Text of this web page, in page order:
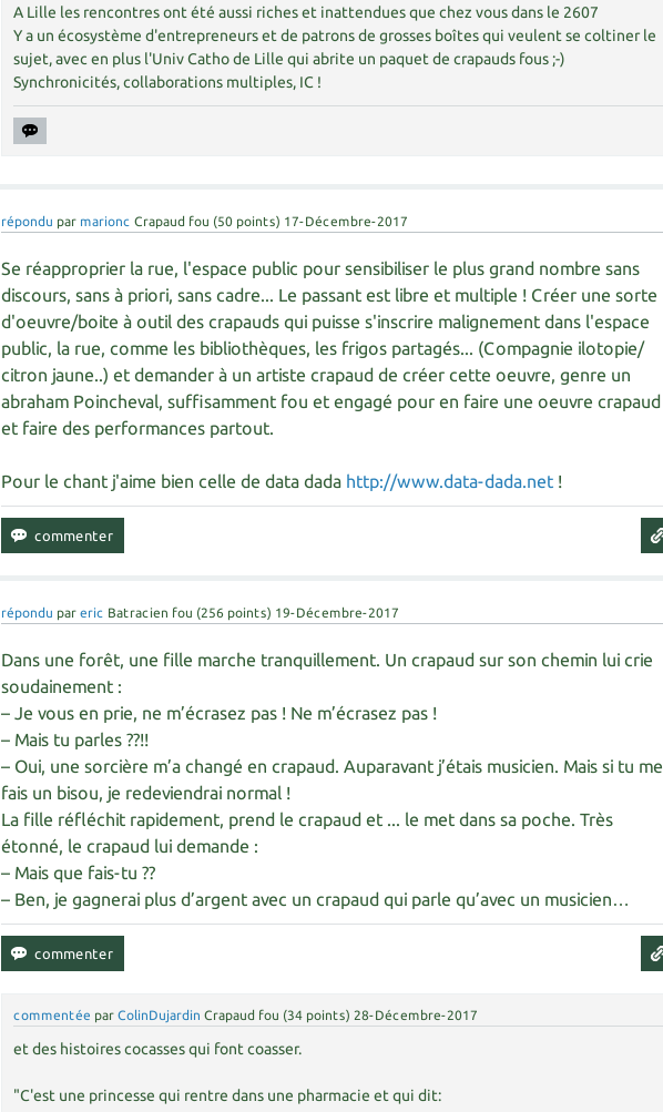
A Lille les rencontres ont été aussi riches et inattendues que chez vous dans le 2607
Y a un écosystème d'entrepreneurs et de patrons de grosses boîtes qui veulent se coltiner le
sujet, avec en plus l'Univ Catho de Lille qui abrite un paquet de crapauds fous ;-)
Synchronicités, collaborations multiples, IC !
répondu par marionc Crapaud fou (50 points) 17-Décembre-2017
Se réapproprier la rue, l'espace public pour sensibiliser le plus grand nombre sans
discours, sans à priori, sans cadre... Le passant est libre et multiple ! Créer une sorte
d'oeuvre/boite à outil des crapauds qui puisse s'inscrire malignement dans l'espace
public, la rue, comme les bibliothèques, les frigos partagés... (Compagnie ilotopie/
citron jaune..) et demander à un artiste crapaud de créer cette oeuvre, genre un
abraham Poincheval, suffisamment fou et engagé pour en faire une oeuvre crapaud
et faire des performances partout.
Pour le chant j'aime bien celle de data dada http://www.data-dada.net !
répondu pareric Batracien fou (256 points) 19-Décembre-2017
Dans une forêt, une fille marche tranquillement. Un crapaud sur son chemin lui crie
soudainement :
– Je vous en prie, ne m’écrasez pas ! Ne m’écrasez pas !
– Mais tu parles ??!!
– Oui, une sorcière m’a changé en crapaud. Auparavant j’étais musicien. Mais si tu me
fais un bisou, je redeviendrai normal !
La fille réfléchit rapidement, prend le crapaud et ... le met dans sa poche. Très
étonné, le crapaud lui demande :
– Mais que fais-tu ??
– Ben, je gagnerai plus d’argent avec un crapaud qui parle qu’avec un musicien…
commentée parColinDujardin Crapaud fou (34 points) 28-Décembre-2017
et des histoires cocasses qui font coasser.
"C'est une princesse qui rentre dans une pharmacie et qui dit: